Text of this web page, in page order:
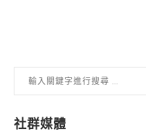
社群媒體